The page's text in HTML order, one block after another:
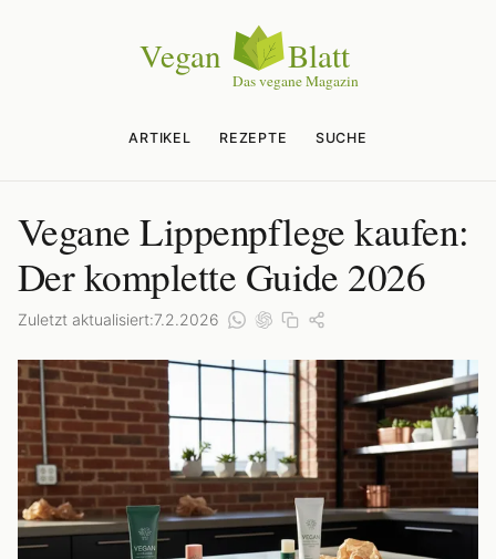
ARTIKEL REZEPTE SUCHE
Vegane Lippenpflege kaufen:
Der komplette Guide 2026
Zuletzt aktualisiert:7.2.2026